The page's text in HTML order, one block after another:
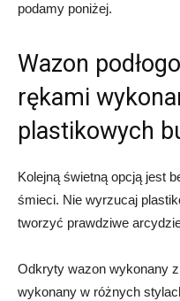
podamy poniżej.
Wazon
rękami
plastikowych
Kolejną świetną opcją jest
śmieci. Nie wyrzucaj
tworzyć prawdziwe
Odkryty wazon wykonany
wykonany w różnych